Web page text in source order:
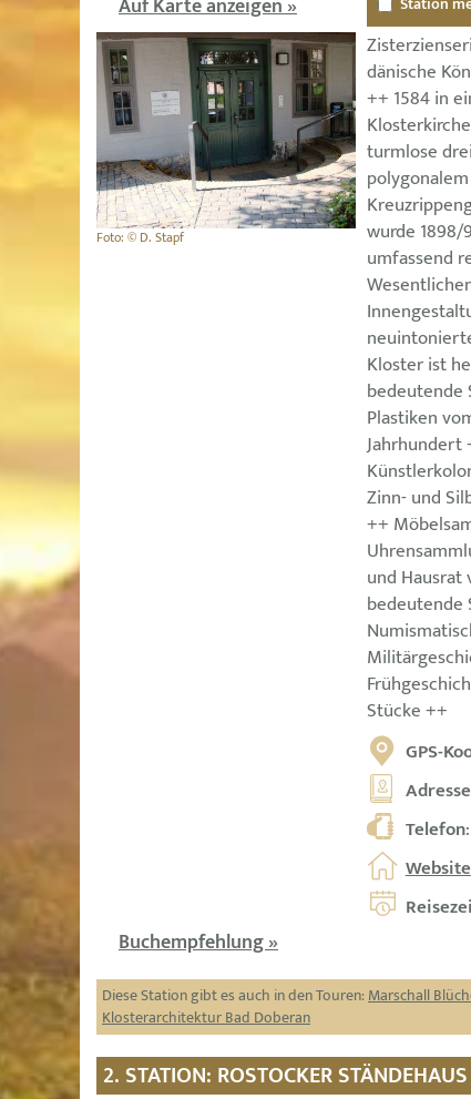
Auf Karte anzeigen »
Foto: © D. Stapf
dänische
++ 1584 in
turmlose
wurde
umfassend
Kloster ist
bedeutende
Plastiken
Jahrhundert
Zinn- und
++
und Hausrat
bedeutende
Stücke ++
GPS-
Adresse
Telefon
Website
Buchempfehlung »
Diese Station gibt es auch in den Touren:Marschall
Klosterarchitektur Bad Doberan
2. STATION: ROSTOCKER STÄNDEHAUS